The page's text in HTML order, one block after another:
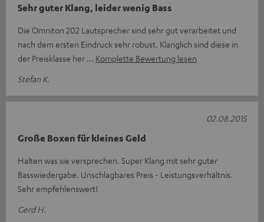
Sehr guter Klang, leider wenig Bass
Die Omniton 202 Lautsprecher sind sehr gut verarbeitet und
nach dem ersten Eindruck sehr robust. Klanglich sind diese in
der Preisklasse her
Komplette Bewertung lesen
Stefan K.
Große Boxen für kleines Geld
Halten was sie versprechen. Super Klang mit sehr guter
Basswiedergabe. Unschlagbares Preis - Leistungsverhältnis.
Sehr empfehlenswert!
Gerd H.
02.08.2015